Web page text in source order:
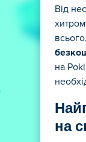
Від
на
на